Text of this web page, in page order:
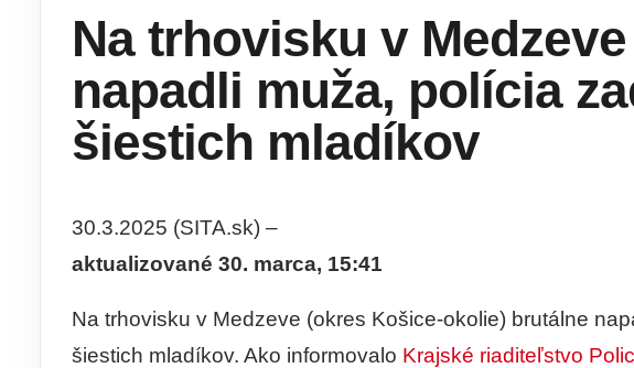
Na trhovisku v
napadli muža, polícia
šiestich mladíkov
30.3.2025 (SITA.sk) –
aktualizované 30. marca, 15:41
Na trhovisku v Medzeve (okres Košice-okolie) brutálne
šiestich mladíkov. Ako informovalo Krajské riaditeľstvo